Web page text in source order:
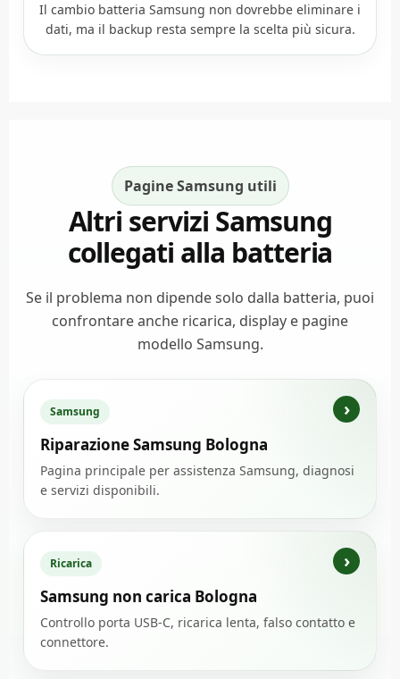
Il cambio batteria Samsung non dovrebbe eliminare i
dati, ma il backup resta sempre la scelta più sicura.
Pagine Samsung utili
Altri servizi Samsung
collegati alla batteria
Se il problema non dipende solo dalla batteria, puoi
confrontare anche ricarica, display e pagine
modello Samsung.
Samsung
Riparazione Samsung Bologna
Pagina principale per assistenza Samsung, diagnosi
e servizi disponibili.
Ricarica
Samsung non carica Bologna
Controllo porta USB-C, ricarica lenta, falso contatto e
connettore.